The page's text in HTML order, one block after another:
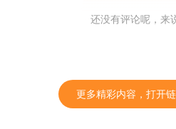
还没有评论呢，来
更多精彩内容，打开